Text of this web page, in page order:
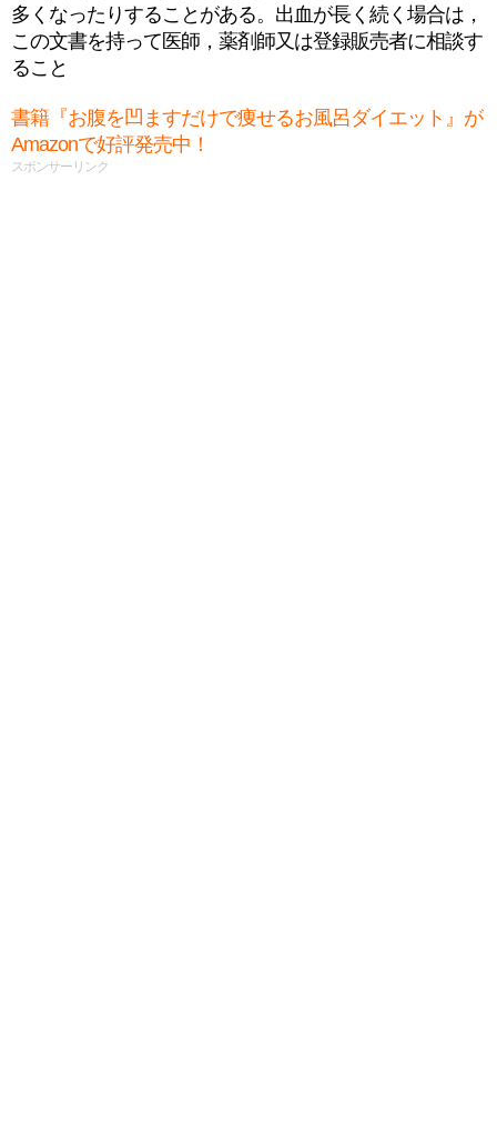
多くなったりすることがある。出血が長く続く場合は，
この文書を持って医師，薬剤師又は登録販売者に相談す
ること
書籍『お腹を凹ますだけで痩せるお風呂ダイエット』が
Amazonで好評発売中！
スポンサーリンク